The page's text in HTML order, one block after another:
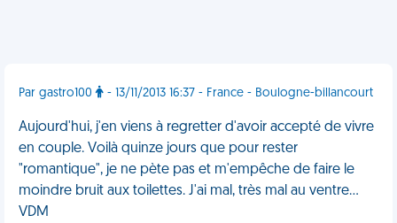
Par gastro100 - 13/11/2013 16:37 - France - Boulogne-billancourt
Aujourd'hui, j'en viens à regretter d'avoir accepté de vivre
en couple. Voilà quinze jours que pour rester
"romantique", je ne pète pas et m'empêche de faire le
moindre bruit aux toilettes. J'ai mal, très mal au ventre...
VDM